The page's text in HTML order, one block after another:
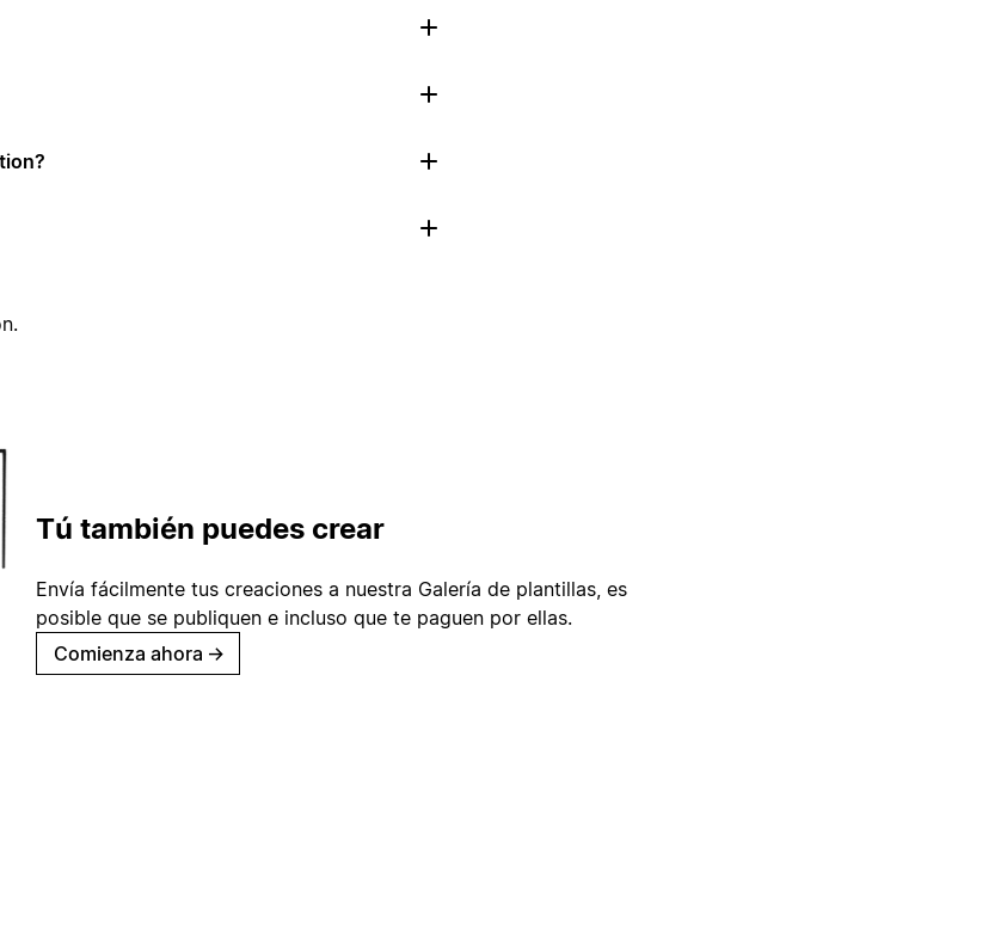
Tú también puedes crear
Envía fácilmente tus creaciones a nuestra Galería de plantillas, es
posible que se publiquen e incluso que te paguen por ellas.
Comienza ahora →